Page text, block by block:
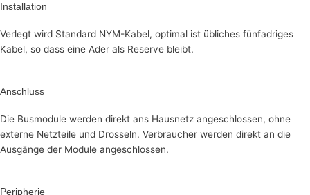
Installation
Verlegt wird Standard NYM-Kabel, optimal ist übliches fünfadriges
Kabel, so dass eine Ader als Reserve bleibt.
Anschluss
Die Busmodule werden direkt ans Hausnetz angeschlossen, ohne
externe Netzteile und Drosseln. Verbraucher werden direkt an die
Ausgänge der Module angeschlossen.
Peripherie